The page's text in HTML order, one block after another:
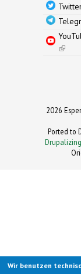
(link
2026
Ported to
Drupalizing
Wir benutzen